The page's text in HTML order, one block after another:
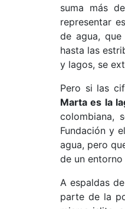
suma más
representar
de agua,
hasta las
y lagos, se
Pero si las
Marta es la
colombiana,
Fundación y
agua, pero
de un
A espaldas
parte de la